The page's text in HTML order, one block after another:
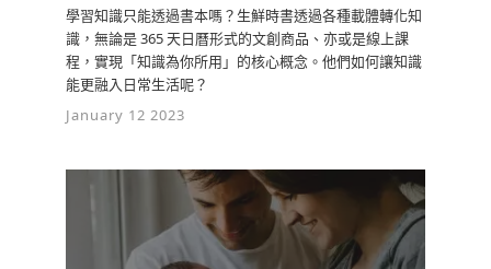
學習知識只能透過書本嗎？生鮮時書透過各種載體轉化知
識，無論是 365 天日曆形式的文創商品、亦或是線上課
程，實現「知識為你所用」的核心概念。他們如何讓知識
能更融入日常生活呢？
January 12 2023